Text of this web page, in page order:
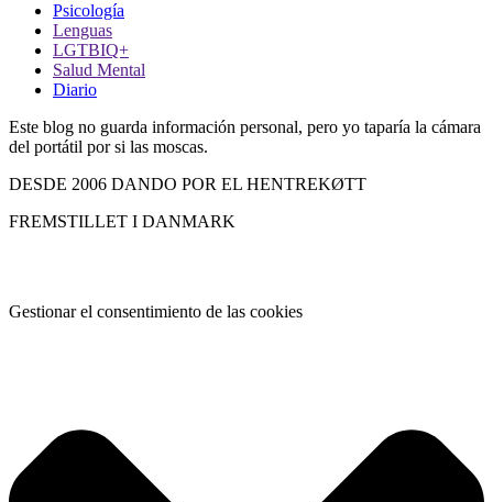
Psicología
Lenguas
LGTBIQ+
Salud Mental
Diario
Este blog no guarda información personal, pero yo taparía la cámara
del portátil por si las moscas.
DESDE 2006 DANDO POR EL HENTREKØTT
FREMSTILLET I DANMARK
Gestionar el consentimiento de las cookies